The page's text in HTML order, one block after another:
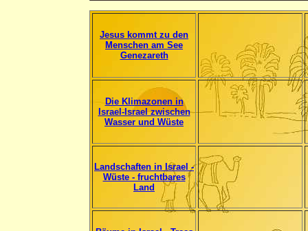
Jesus kommt zu den
Menschen am See
Genezareth
Die Klimazonen in
Israel-Israel zwischen
Wasser und Wüste
Landschaften in Israel -
Wüste - fruchtbares
Land